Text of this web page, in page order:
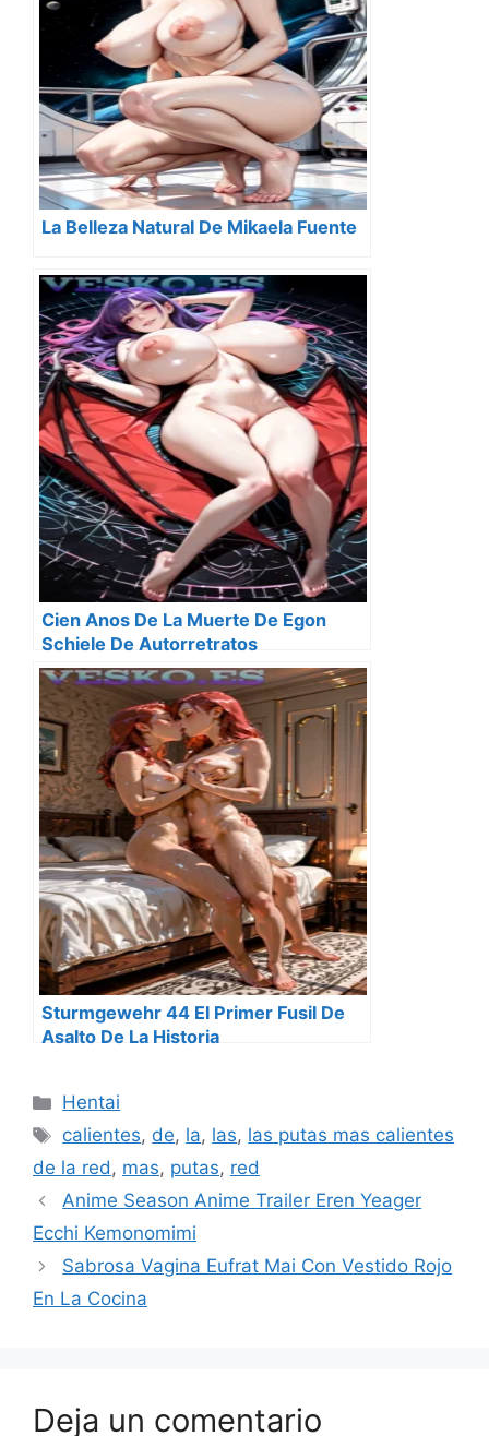
La Belleza Natural De Mikaela Fuente
Cien Anos De La Muerte De Egon
Schiele De Autorretratos
Degenerados Y La Angustia De La
Carne
Sturmgewehr 44 El Primer Fusil De
Asalto De La Historia
Categorías
Hentai
Etiquetas
calientes, de, la, las, las putas mas calientes
de la red, mas, putas, red
Anime Season Anime Trailer Eren Yeager
Ecchi Kemonomimi
Sabrosa Vagina Eufrat Mai Con Vestido Rojo
En La Cocina
Deja un comentario